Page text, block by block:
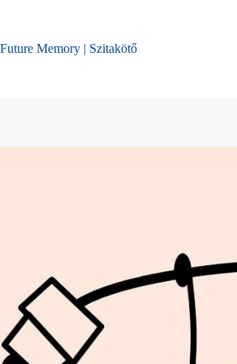
Future Memory | Szitakötő